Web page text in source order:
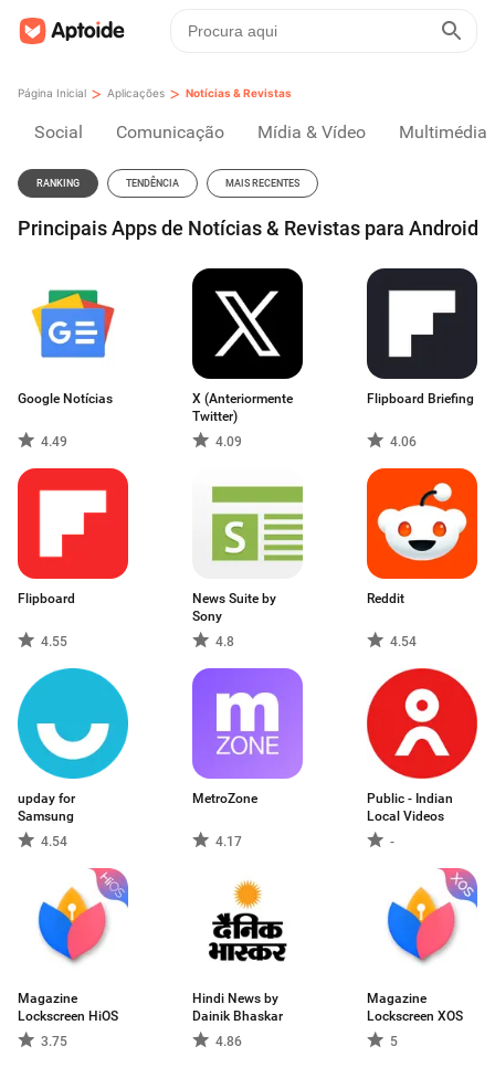
Página Inicial > Aplicações > Notícias & Revistas
Social Comunicação Mídia & Vídeo Multimédia
RANKING TENDÊNCIA MAIS RECENTES
Principais Apps de Notícias & Revistas para Android
Google Notícias
4.49
X (Anteriormente
Twitter)
4.09
Flipboard Briefing
4.06
Flipboard
4.55
News Suite by
Sony
4.8
Reddit
4.54
upday for
Samsung
4.54
MetroZone
4.17
Public - Indian
Local Videos
-
Magazine
Lockscreen HiOS
3.75
Hindi News by
Dainik Bhaskar
4.86
Magazine
Lockscreen XOS
5